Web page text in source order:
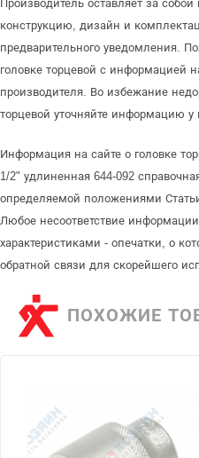
Производитель оставляет за
конструкцию, дизайн и
предварительного уведомления.
головке торцевой с информацией
производителя. Во избежание
торцевой уточняйте информацию у
Информация на сайте о головке
1/2" удлиненная 644-092
определяемой положениями
Любое несоответствие
характеристиками - опечатки, о
обратной связи для скорейшего
ПОХОЖИЕ